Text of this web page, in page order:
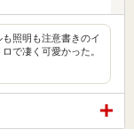
照明も注意書きのイ
で凄く可愛かった。